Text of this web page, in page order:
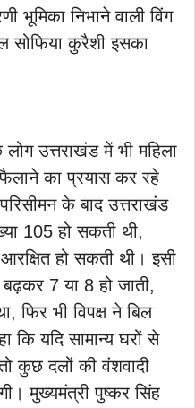
भूमिका निभाने वाली विंग
सोफिया कुरैशी इसका
उत्तराखंड में भी महिला
का प्रयास कर रहे
के बाद उत्तराखंड
105 हो सकती थी,
हो सकती थी। इसी
7 या 8 हो जाती,
फिर भी विपक्ष ने बिल
कि यदि सामान्य घरों से
कुछ दलों की वंशवादी
मुख्यमंत्री पुष्कर सिंह